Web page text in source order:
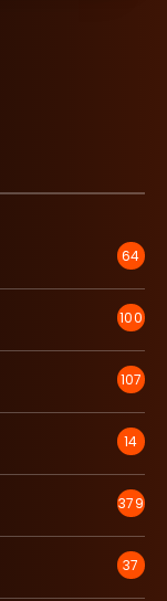
64
100
107
14
379
37